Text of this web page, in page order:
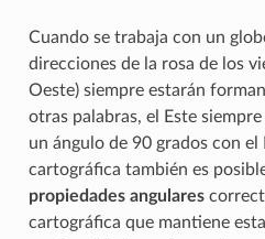
Cuando se trabaja con un
direcciones de la rosa de los
Oeste) siempre estarán
otras palabras, el Este
un ángulo de 90 grados con
cartográfica también es
propiedades angulares
cartográfica que mantiene